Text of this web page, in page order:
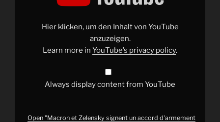
d'armementHier klicken, um den Inhalt von YouTube
anzuzeigen.
Learn more in YouTube’s privacy policy.
Always display content from YouTube
Open "Macron et Zelensky signent un accord d'armement